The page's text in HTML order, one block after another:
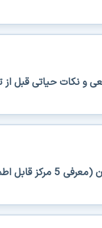
و نکات حیاتی قبل